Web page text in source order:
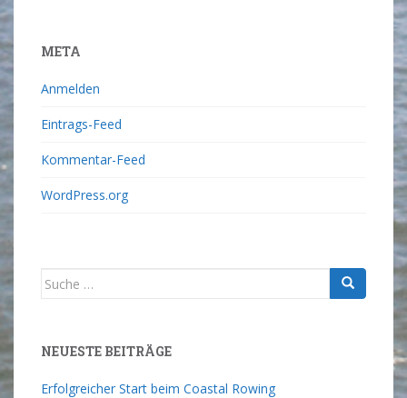
META
Anmelden
Eintrags-Feed
Kommentar-Feed
WordPress.org
NEUESTE BEITRÄGE
Erfolgreicher Start beim Coastal Rowing